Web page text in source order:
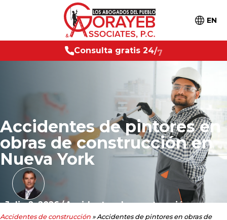
EN
Consu ta
gratis 24/7
Accidentes de pintores en
obras de construcción en
Nueva York
Julio 2, 2026/Accidentes de construcción
Accidentes de construcción » Accidentes de pintores en obras de